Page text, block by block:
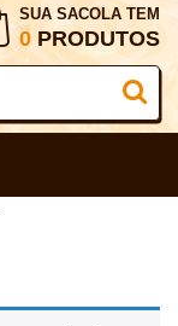
SUA SACOLA TEM
0 PRODUTOS